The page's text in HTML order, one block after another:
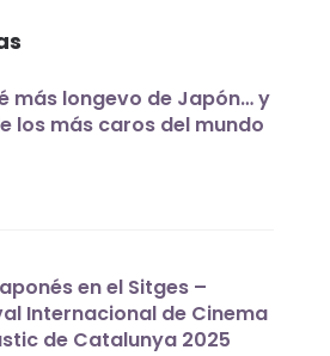
más longevo de Japón… y
los más caros del mundo
en el Sitges –
Internacional de Cinema
de Catalunya 2025